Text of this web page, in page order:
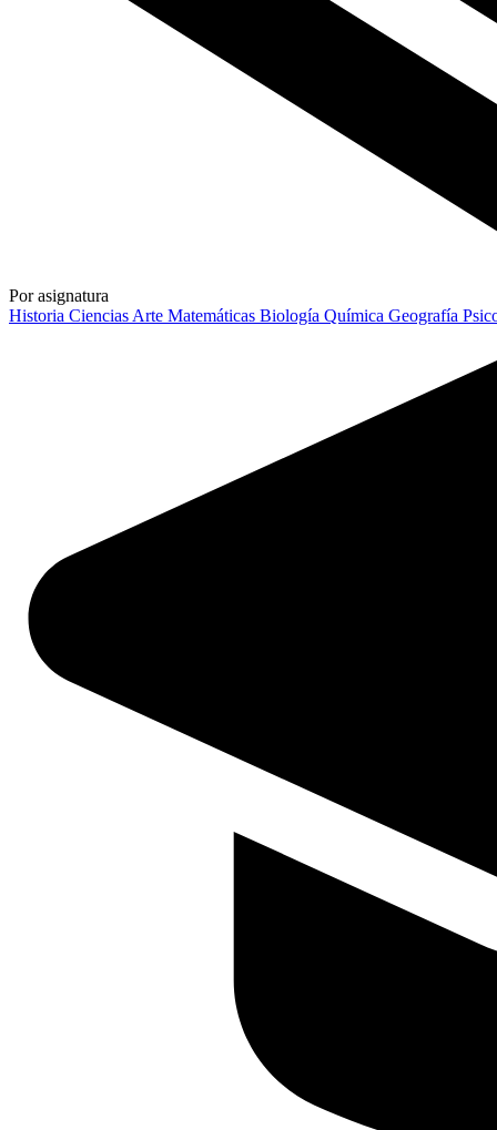
Por asignatura
Historia Ciencias Arte Matemáticas Biología Química Geografía